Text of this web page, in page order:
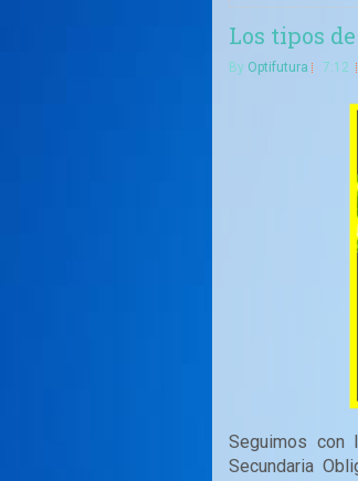
Los tipos
By Optifutura 7:12
Seguimos con
Secundaria